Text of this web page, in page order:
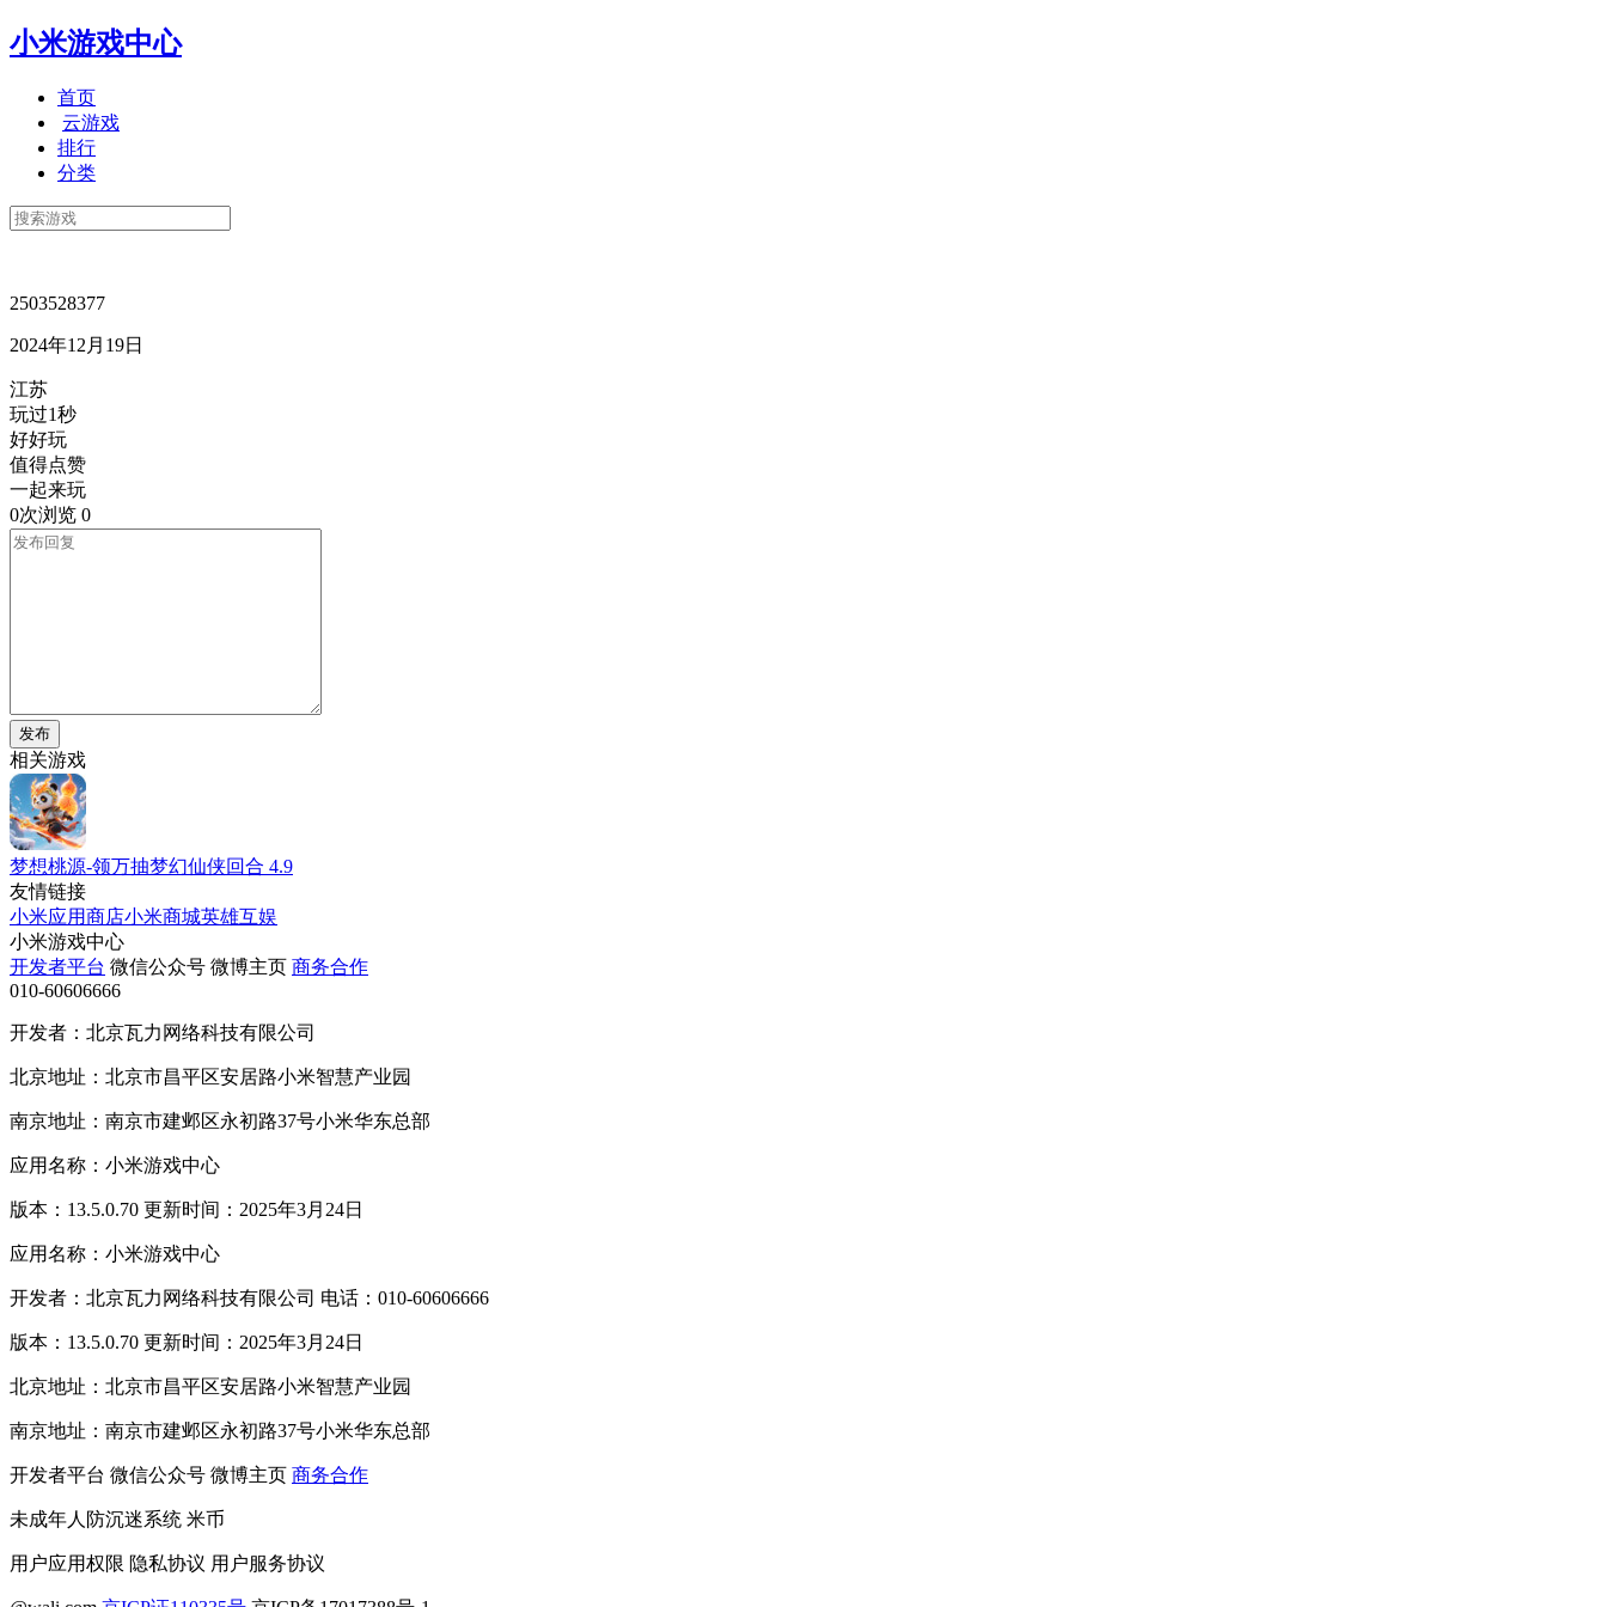
小米游戏中心
首页
云游戏
排行
分类
2503528377
2024年12月19日
江苏
玩过1秒
好好玩
值得点赞
一起来玩
0次浏览 0
发布
相关游戏
梦想桃源-领万抽梦幻仙侠回合 4.9
友情链接
小米应用商店小米商城英雄互娱
小米游戏中心
开发者平台 微信公众号 微博主页 商务合作
010-60606666
开发者：北京瓦力网络科技有限公司
北京地址：北京市昌平区安居路小米智慧产业园
南京地址：南京市建邺区永初路37号小米华东总部
应用名称：小米游戏中心
版本：13.5.0.70 更新时间：2025年3月24日
应用名称：小米游戏中心
开发者：北京瓦力网络科技有限公司 电话：010-60606666
版本：13.5.0.70 更新时间：2025年3月24日
北京地址：北京市昌平区安居路小米智慧产业园
南京地址：南京市建邺区永初路37号小米华东总部
开发者平台 微信公众号 微博主页 商务合作
未成年人防沉迷系统 米币
用户应用权限 隐私协议 用户服务协议